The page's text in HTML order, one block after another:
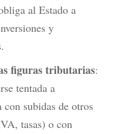
al Estado a
y
figuras tributarias:
tentada a
con subidas de otros
tasas) o con